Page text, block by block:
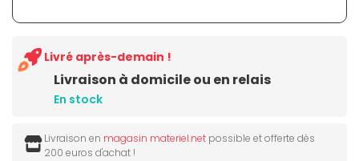
Livraison à domicile ou en relais
En stock
Livré après-demain !
Livraison en magasin materiel.net possible et offerte dès
200 euros d'achat !